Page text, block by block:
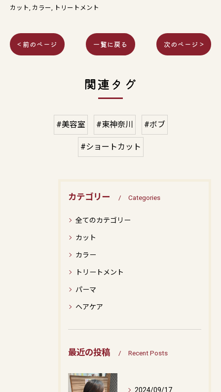
カット カラー トリートメント
< 前のページ 一覧に戻る 次のページ >
関連タグ
#美容室 #東神奈川 #ボブ
#ショートカット
カテゴリー Categories
全てのカテゴリー
カット
カラー
トリートメント
パーマ
ヘアケア
最近の投稿 Recent Posts
2024/09/17